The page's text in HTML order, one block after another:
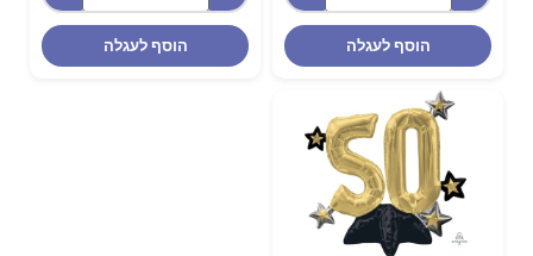
הוסף לעגלה הוסף לעגלה